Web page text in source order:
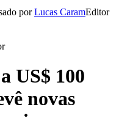
porLucas CaramEditor
US$ 100
novas